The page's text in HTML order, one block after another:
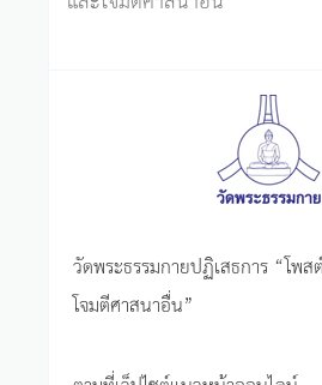
วัดพระธรรมกายปฏิเสธการ “โพ
โจมตีศาสนาอื่น”